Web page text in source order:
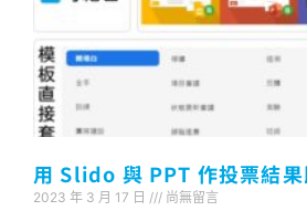
用 Slido 與 PPT 作投票結果
2023 年 3 月 17 日 尚無留言